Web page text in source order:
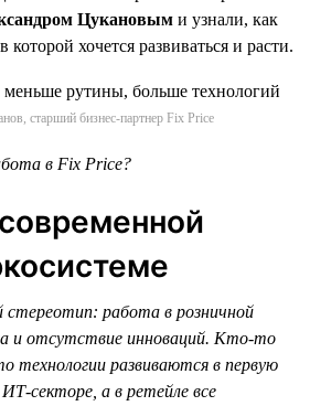
Цукановым и узнали, как
которой хочется развиваться и расти.
старший бизнес-партнер Fix Price
в Fix Price?
работа в розничной
и отсутствие инноваций. Кто-то
технологии развиваются в первую
ИТ-секторе, а в ретейле все